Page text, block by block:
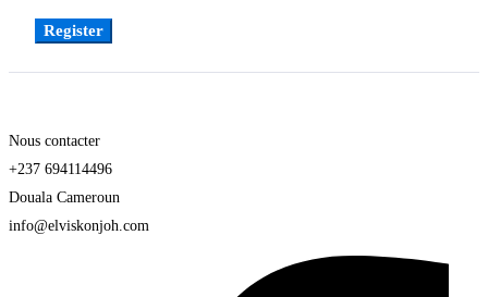
Register
Nous contacter
+237 694114496
Douala Cameroun
info@elviskonjoh.com